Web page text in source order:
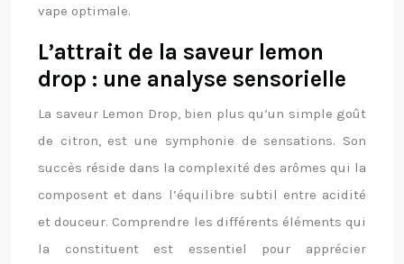
vape optimale.
L’attrait de la saveur lemon
drop : une analyse sensorielle
La saveur Lemon Drop, bien plus qu’un simple goût
de citron, est une symphonie de sensations. Son
succès réside dans la complexité des arômes qui la
composent et dans l’équilibre subtil entre acidité
et douceur. Comprendre les différents éléments qui
la constituent est essentiel pour apprécier